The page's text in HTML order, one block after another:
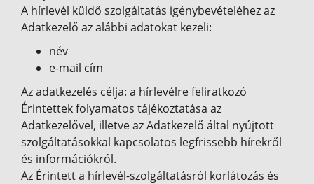
A hírlevél küldő szolgáltatás igénybevételéhez az
Adatkezelő az alábbi adatokat kezeli:
név
e-mail cím
Az adatkezelés célja: a hírlevélre feliratkozó
Érintettek folyamatos tájékoztatása az
Adatkezelővel, illetve az Adatkezelő által nyújtott
szolgáltatásokkal kapcsolatos legfrissebb hírekről
és információkról.
Az Érintett a hírlevél-szolgáltatásról korlátozás és